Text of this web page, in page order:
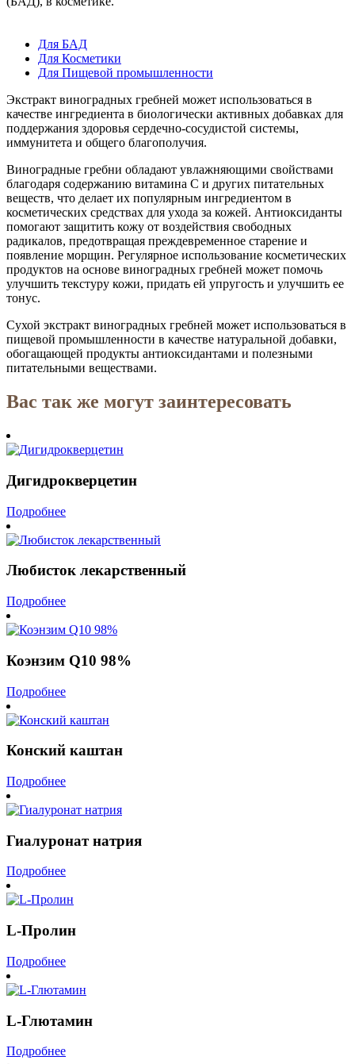
Для БАД
Для Косметики
Для Пищевой промышленности
Экстракт виноградных гребней может использоваться в
качестве ингредиента в биологически активных добавках для
поддержания здоровья сердечно-сосудистой системы,
иммунитета и общего благополучия.
Виноградные гребни обладают увлажняющими свойствами
благодаря содержанию витамина С и других питательных
веществ, что делает их популярным ингредиентом в
косметических средствах для ухода за кожей. Антиоксиданты
помогают защитить кожу от воздействия свободных
радикалов, предотвращая преждевременное старение и
появление морщин. Регулярное использование косметических
продуктов на основе виноградных гребней может помочь
улучшить текстуру кожи, придать ей упругость и улучшить ее
тонус.
Сухой экстракт виноградных гребней может использоваться в
пищевой промышленности в качестве натуральной добавки,
обогащающей продукты антиоксидантами и полезными
питательными веществами.
Вас так же могут заинтересовать
Дигидрокверцетин
Подробнее
Любисток лекарственный
Подробнее
Коэнзим Q10 98%
Подробнее
Конский каштан
Подробнее
Гиалуронат натрия
Подробнее
L-Пролин
Подробнее
L-Глютамин
Подробнее